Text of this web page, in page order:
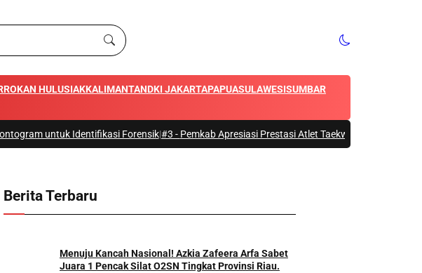
ROKAN HULUSIAKKALIMANTANDKI JAKARTAPAPUASULAWESISUMBAR
Identifikasi Forensik|#3 -Pemkab Apresiasi Prestasi Atlet Taekwondo Polres Kampar di
Berita Terbaru
Menuju Kancah Nasional! Azkia Zafeera Arfa Sabet
Juara 1 Pencak Silat O2SN Tingkat Provinsi Riau.